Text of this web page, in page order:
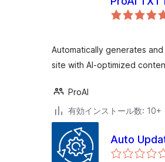
Automatically generates
site with AI-optimized
ProAI
有効インストール数: 10+
Auto